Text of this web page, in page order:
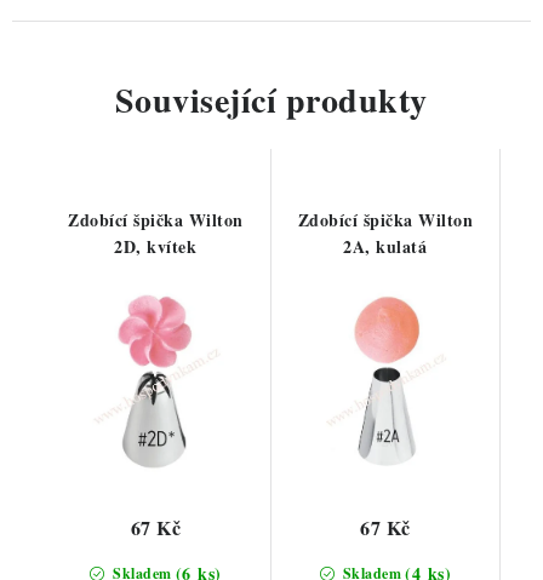
Související produkty
Zdobící špička Wilton
2D, kvítek
Skladem (6 ks)
67 Kč
Zdobící špička Wilton
2A, kulatá
Skladem(4 ks)
67 Kč